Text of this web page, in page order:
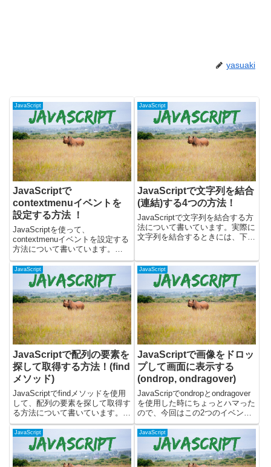
yasuaki
JavaScript
JavaScriptで
contextmenuイベントを
設定する方法 ！
JavaScriptを使って、
contextmenuイベントを設定する
方法について書いています。
contextmenuイベントを使うこと
で、右クリック時に何らかの処理
をすることができます。実際に動
くサンプルを使いつつ、以下につ
いて書いていま...
JavaScript
JavaScriptで文字列を結合
(連結)する4つの方法！
JavaScriptで文字列を結合する方
法について書いています。実際に
文字列を結合するときには、下記
joinメソッドを使う・文字列の
concatメソッドを使う・テンプレ
ートリテラルを...
JavaScript
JavaScriptで配列の要素を
探して取得する方法！(find
メソッド)
JavaScriptでfindメソッドを使用
して、配列の要素を探して取得す
る方法について書いています。
findメソッドは見つけた最初の要
素を返してくれます。簡単なサン
プルコードと解説を載せていま
す。findメソッドの使い方findメ
ソッドを...
JavaScript
JavaScriptで画像をドロッ
プして画面に表示する
(ondrop, ondragover)
JavaScripでondropとondragover
を使用した時にちょっとハマった
ので、今回はこの2つのイベント
についてまとめてみました。最初
にJavaScriptのondropと
ondragoverのイベントの説明を簡
単にします。画像を...
JavaScript JavaScript